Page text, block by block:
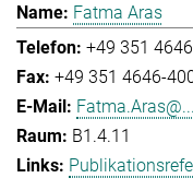
Fatma Aras
+49 351
+49 351 4646-
Fatma.Aras@...
B1.4.11